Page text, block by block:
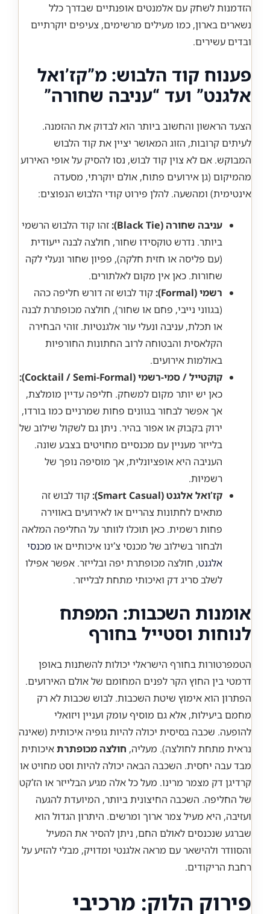
הזדמנות לשחק עם אלמנטים אופנתיים שבדרך כלל
נשארים בארון, כמו מעילים מרשימים, צעיפים יוקרתיים
ובדים עשירים.
פענוח קוד הלבוש: מ”קז’ואל
אלגנט” ועד “עניבה שחורה”
הצעד הראשון והחשוב ביותר הוא לבדוק את ההזמנה.
לעיתים קרובות, הזוג המאושר יציין את קוד הלבוש
המבוקש. אם לא צוין קוד לבוש, נסו להסיק על אופי האירוע
מהמיקום (גן אירועים פתוח, אולם יוקרתי, מסעדה
אינטימית) ומהשעה. להלן פירוט קודי הלבוש הנפוצים:
עניבה שחורה (Black Tie):
זהו קוד הלבוש הרשמי
ביותר. נדרש טוקסידו שחור, חולצה לבנה ייעודית
(עם פליסה או חזית חלקה), פפיון שחור ונעלי לקה
שחורות. כאן אין מקום לאלתורים.
רשמי (Formal):
קוד לבוש זה דורש חליפה כהה
(בגווני נייבי, פחם או שחור), חולצה מכופתרת לבנה
או תכלת, עניבה ונעלי עור אלגנטיות. זוהי הבחירה
הקלאסית והבטוחה לרוב החתונות החורפיות
באולמות אירועים.
קוקטייל / סמי-רשמי (Cocktail / Semi-Formal):
כאן יש יותר מקום למשחק. חליפה עדיין מומלצת,
אך אפשר לבחור בגוונים פחות שמרניים כמו בורדו,
ירוק בקבוק או אפור בהיר. ניתן גם לשקול שילוב של
בלייזר מעניין עם מכנסיים מחויטים בצבע שונה.
העניבה היא אופציונלית, אך מוסיפה נופך של
רשמיות.
קז’ואל אלגנט (Smart Casual):
קוד לבוש זה
מתאים לחתונות צהריים או לאירועים באווירה
פחות רשמית. כאן תוכלו לוותר על החליפה המלאה
ולבחור בשילוב של מכנסי צ’ינו איכותיים או מכנסי
אלגנט, חולצה מכופתרת יפה ובלייזר. אפשר אפילו
לשלב סריג דק ואיכותי מתחת לבלייזר.
אומנות השכבות: המפתח
לנוחות וסטייל בחורף
הטמפרטורות בחורף הישראלי יכולות להשתנות באופן
דרמטי בין החוץ הקר לפנים המחומם של אולם האירועים.
הפתרון הוא אימוץ שיטת השכבות. לבוש שכבות לא רק
מחמם ביעילות, אלא גם מוסיף עומק ועניין ויזואלי
להופעה. שכבה בסיסית יכולה להיות גופיה איכותית (שאינה
נראית מתחת לחולצה). מעליה, חולצה מכופתרתאיכותית
מבד עבה יחסית. השכבה הבאה יכולה להיות וסט מחויט או
קרדיגן דק מצמר מרינו. מעל כל אלה מגיע הבלייזר או הז’קט
של החליפה. השכבה החיצונית ביותר, המיועדת להגעה
ועזיבה, היא מעיל צמר ארוך ומרשים. היתרון הגדול הוא
שברגע שנכנסים לאולם החם, ניתן להסיר את המעיל
והסוודר ולהישאר עם מראה אלגנטי ומדויק, מבלי להזיע על
רחבת הריקודים.
פירוק הלוק: מרכיבי